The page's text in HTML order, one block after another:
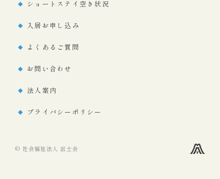
ショートステイ空き状況
入居お申し込み
よくあるご質問
お問い合わせ
法人案内
プライバシーポリシー
© 社会福祉法人 富士会